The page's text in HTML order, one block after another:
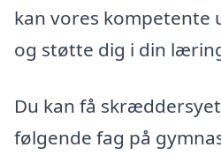
kan vores kompetente
og støtte dig i din
Du kan få
følgende fag på